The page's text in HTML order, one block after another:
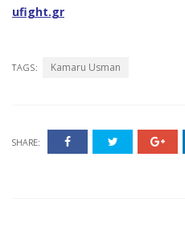
ufight.gr
TAGS: Kamaru Usman
SHARE: